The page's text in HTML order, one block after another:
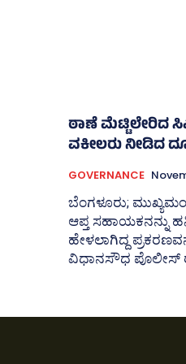
ಠಾಣೆ ಮೆಟ್ಟಿಲೇರಿದ
ವಕೀಲರು ನೀಡಿದ
GOVERNANCE
ಬೆಂಗಳೂರು;
ಆಪ್ತ ಸಹಾಯಕನನ್ನು
ಹೇಳಲಾಗಿದ್ದ
ವಿಧಾನಸೌಧ ಪೊಲೀಸ್‌